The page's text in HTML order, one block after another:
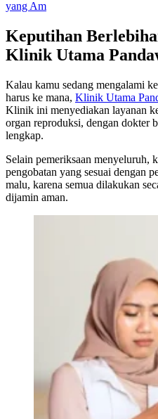
yang Am
Keputihan
Klinik Utama
Kalau kamu sedang mengalami
harus ke mana, Klinik Utama
Klinik ini menyediakan layanan
organ reproduksi, dengan dokter
lengkap.
Selain pemeriksaan menyeluruh,
pengobatan yang sesuai dengan
malu, karena semua dilakukan
dijamin aman.